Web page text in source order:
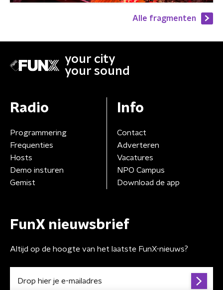
Alle fragmenten
your city
your sound
Radio
Programmering
Frequenties
Hosts
Demo insturen
Gemist
Info
Contact
Adverteren
Vacatures
NPO Campus
Download de app
FunX nieuwsbrief
Altijd op de hoogte van het laatste FunX-nieuws?